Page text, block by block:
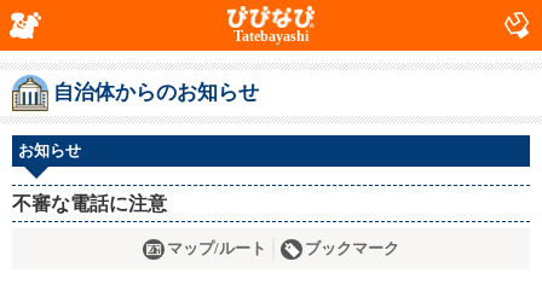
Tatebayashi
自治体からのお知らせ
お知らせ
不審な電話に注意
マップ/ルート ブックマーク